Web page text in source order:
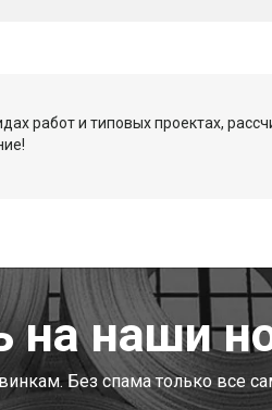
работ и типовых проектах,
на наши
Без спама только все